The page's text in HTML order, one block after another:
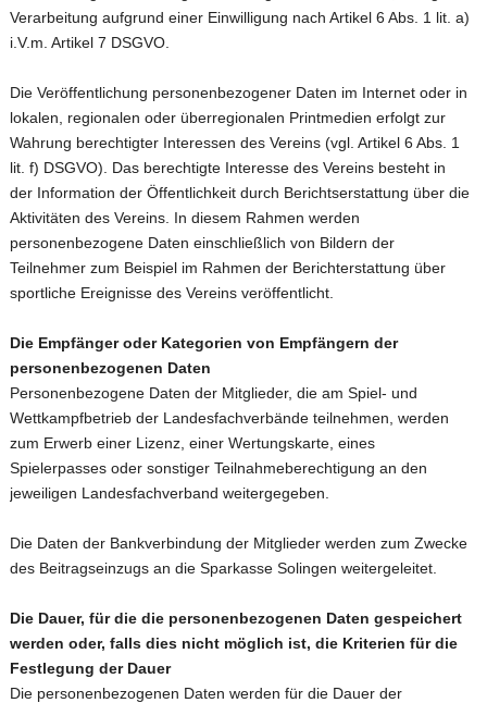
Verarbeitung aufgrund einer Einwilligung nach Artikel 6 Abs. 1 lit. a)
i.V.m. Artikel 7 DSGVO.
Die Veröffentlichung personenbezogener Daten im Internet oder in
lokalen, regionalen oder überregionalen Printmedien erfolgt zur
Wahrung berechtigter Interessen des Vereins (vgl. Artikel 6 Abs. 1
lit. f) DSGVO). Das berechtigte Interesse des Vereins besteht in
der Information der Öffentlichkeit durch Berichtserstattung über die
Aktivitäten des Vereins. In diesem Rahmen werden
personenbezogene Daten einschließlich von Bildern der
Teilnehmer zum Beispiel im Rahmen der Berichterstattung über
sportliche Ereignisse des Vereins veröffentlicht.
Die Empfänger oder Kategorien von Empfängern der
personenbezogenen Daten
Personenbezogene Daten der Mitglieder, die am Spiel- und
Wettkampfbetrieb der Landesfachverbände teilnehmen, werden
zum Erwerb einer Lizenz, einer Wertungskarte, eines
Spielerpasses oder sonstiger Teilnahmeberechtigung an den
jeweiligen Landesfachverband weitergegeben.
Die Daten der Bankverbindung der Mitglieder werden zum Zwecke
des Beitragseinzugs an die Sparkasse Solingen weitergeleitet.
Die Dauer, für die die personenbezogenen Daten gespeichert
werden oder, falls dies nicht möglich ist, die Kriterien für die
Festlegung der Dauer
Die personenbezogenen Daten werden für die Dauer der